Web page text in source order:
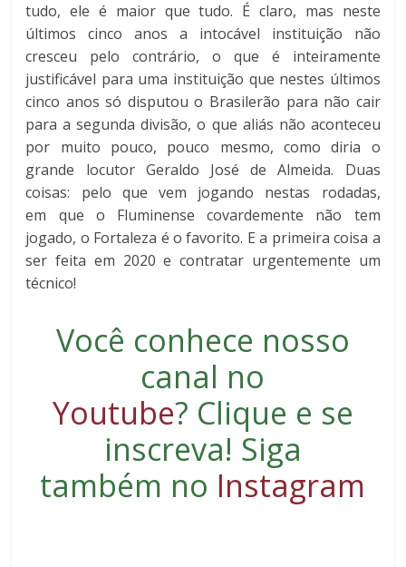
tudo, ele é maior que tudo. É claro, mas neste
últimos cinco anos a intocável instituição não
cresceu pelo contrário, o que é inteiramente
justificável para uma instituição que nestes últimos
cinco anos só disputou o Brasilerão para não cair
para a segunda divisão, o que aliás não aconteceu
por muito pouco, pouco mesmo, como diria o
grande locutor Geraldo José de Almeida. Duas
coisas: pelo que vem jogando nestas rodadas,
em que o Fluminense covardemente não tem
jogado, o Fortaleza é o favorito. E a primeira coisa a
ser feita em 2020 e contratar urgentemente um
técnico!
Você conhece nosso
canal no
Youtube? Clique e se
inscreva! Siga
também no Instagram